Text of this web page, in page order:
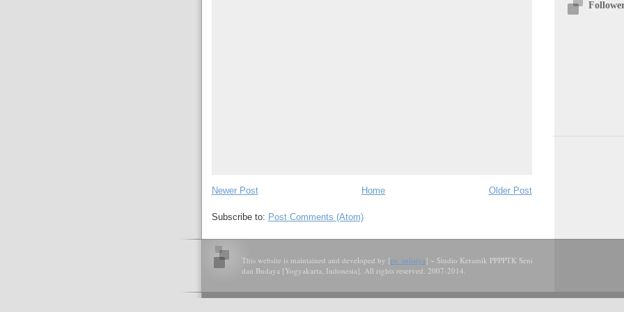
Newer Post Older Post
Home
Subscribe to: Post Comments (Atom)
This website is maintained and developed by [ro_sulistya] ~ Studio Keramik PPPPTK Seni
dan Budaya [Yogyakarta, Indonesia]. All rights reserved. 2007-2014.